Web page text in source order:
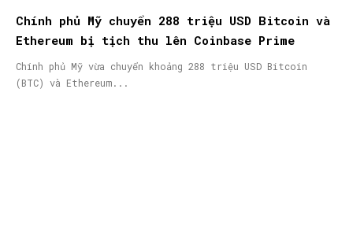
Chính phủ Mỹ chuyển 288 triệu USD Bitcoin và
Ethereum bị tịch thu lên Coinbase Prime
Chính phủ Mỹ vừa chuyển khoảng 288 triệu USD Bitcoin
(BTC) và Ethereum...